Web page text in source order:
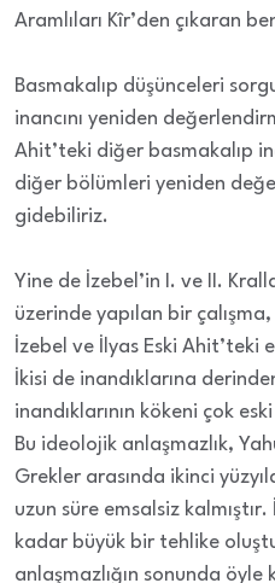
Aramlıları Kîr’den çıkaran
Basmakalıp düşünceleri
inancını yeniden
Ahit’teki diğer basmakalıp
diğer bölümleri yeniden
gidebiliriz.
Yine de İzebel’in I. ve II.
üzerinde yapılan bir
İzebel ve İlyas Eski Ahit’teki
İkisi de inandıklarına
inandıklarının kökeni çok
Bu ideolojik anlaşmazlık,
Grekler arasında ikinci
uzun süre emsalsiz
kadar büyük bir tehlike
anlaşmazlığın sonunda öyle